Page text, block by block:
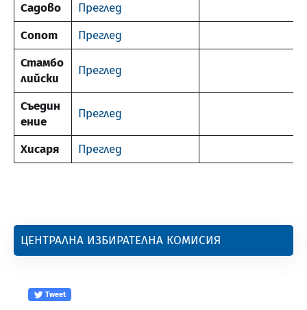
Садово
Преглед
Сопот
Преглед
Стамбо
лийски
Преглед
Съедин
ение
Преглед
Хисаря Преглед
ЦЕНТРАЛНА ИЗБИРАТЕЛНА КОМИСИЯ
Tweet